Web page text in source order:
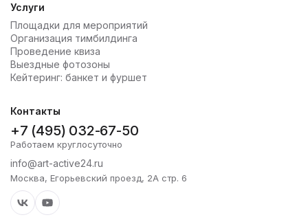
Услуги
Площадки для мероприятий
Организация тимбилдинга
Проведение квиза
Выездные фотозоны
Кейтеринг: банкет и фуршет
Контакты
+7 (495) 032-67-50
Работаем круглосуточно
info@art-active24.ru
Москва, Егорьевский проезд, 2А стр. 6